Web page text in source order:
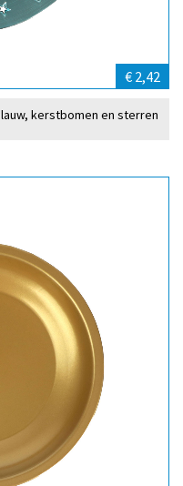
€ 2,42
kerstbomen en sterren